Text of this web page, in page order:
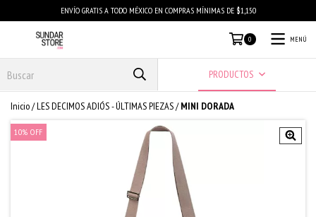
ENVÍO GRATIS A TODO MÉXICO EN COMPRAS MÍNIMAS DE $1,150
0 MENÚ
PRODUCTOS
Inicio/LES DECIMOS ADIÓS - ÚLTIMAS PIEZAS/ MINI DORADA
10% OFF